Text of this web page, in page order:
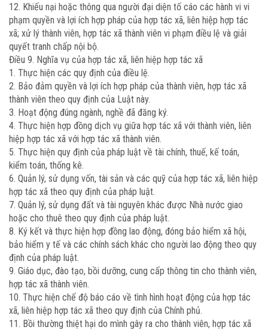
12. Khiếu nại hoặc thông qua người đại diện tố cáo các hành vi vi
phạm quyền và lợi ích hợp pháp của hợp tác xã, liên hiệp hợp tác
xã; xử lý thành viên, hợp tác xã thành viên vi phạm điều lệ và giải
quyết tranh chấp nội bộ.
Điều 9. Nghĩa vụ của hợp tác xã, liên hiệp hợp tác xã
1. Thực hiện các quy định của điều lệ.
2. Bảo đảm quyền và lợi ích hợp pháp của thành viên, hợp tác xã
thành viên theo quy định của Luật này.
3. Hoạt động đúng ngành, nghề đã đăng ký.
4. Thực hiện hợp đồng dịch vụ giữa hợp tác xã với thành viên, liên
hiệp hợp tác xã với hợp tác xã thành viên.
5. Thực hiện quy định của pháp luật về tài chính, thuế, kế toán,
kiểm toán, thống kê.
6. Quản lý, sử dụng vốn, tài sản và các quỹ của hợp tác xã, liên hiệp
hợp tác xã theo quy định của pháp luật.
7. Quản lý, sử dụng đất và tài nguyên khác được Nhà nước giao
hoặc cho thuê theo quy định của pháp luật.
8. Ký kết và thực hiện hợp đồng lao động, đóng bảo hiểm xã hội,
bảo hiểm y tế và các chính sách khác cho người lao động theo quy
định của pháp luật.
9. Giáo dục, đào tạo, bồi dưỡng, cung cấp thông tin cho thành viên,
hợp tác xã thành viên.
10. Thực hiện chế độ báo cáo về tình hình hoạt động của hợp tác
xã, liên hiệp hợp tác xã theo quy định của Chính phủ.
11. Bồi thường thiệt hại do mình gây ra cho thành viên, hợp tác xã